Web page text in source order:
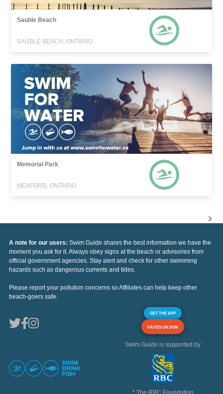
Sauble Beach
SAUBLE BEACH, ONTARIO
Memorial Park
MEAFORD, ONTARIO
A note for our users: Swim Guide shares the best information we have the
moment you ask for it. Always obey signs at the beach or advisories from
official government agencies. Stay alert and check for other swimming
hazards such as dangerous currents and tides.
Please report your pollution concerns so Affiliates can help keep other
beach-goers safe.
GET THE APP
FAITES UN DON
Swim Guide is supported by